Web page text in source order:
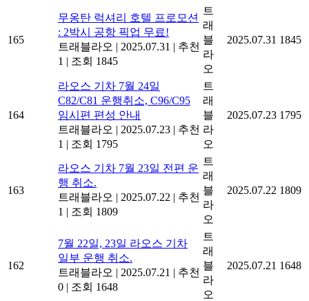
165
무옹탄 럭셔리 호텔 프로모션
: 2박시 공항 픽업 무료!
트래블라오 | 2025.07.31 | 추천
1 | 조회 1845
트
래
블
라
오
2025.07.31 1845
164
라오스 기차 7월 24일
C82/C81 운행취소, C96/C95
임시편 편성 안내
트래블라오 | 2025.07.23 | 추천
1 | 조회 1795
트
래
블
라
오
2025.07.23 1795
163
라오스 기차 7월 23일 전편 운
행 취소.
트래블라오 | 2025.07.22 | 추천
1 | 조회 1809
트
래
블
라
오
2025.07.22 1809
162
7월 22일, 23일 라오스 기차
일부 운행 취소.
트래블라오 | 2025.07.21 | 추천
0 | 조회 1648
트
래
블
라
오
2025.07.21 1648